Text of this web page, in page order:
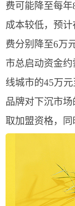
费可能降至每
成本较低，预
费分别降至6万
市总启动资金
线城市的45万
品牌对下沉市
取加盟资格，同